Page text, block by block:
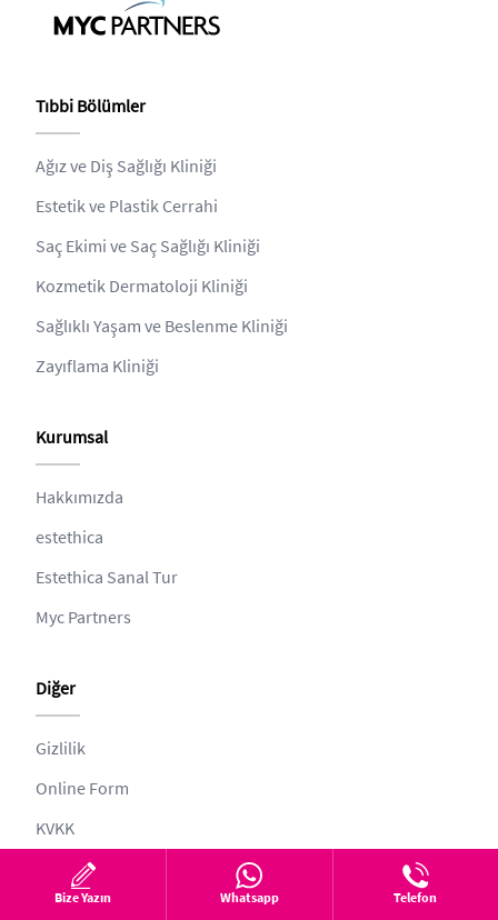
Tıbbi Bölümler
Ağız ve Diş Sağlığı Kliniği
Estetik ve Plastik Cerrahi
Saç Ekimi ve Saç Sağlığı Kliniği
Kozmetik Dermatoloji Kliniği
Sağlıklı Yaşam ve Beslenme Kliniği
Zayıflama Kliniği
Kurumsal
Hakkımızda
estethica
Estethica Sanal Tur
Myc Partners
Diğer
Gizlilik
Online Form
KVKK
Şikayet İstek Öneri Bildir
Web ve Tıbbi Yayın Kurulu
Bize Yazın Whatsapp Telefon